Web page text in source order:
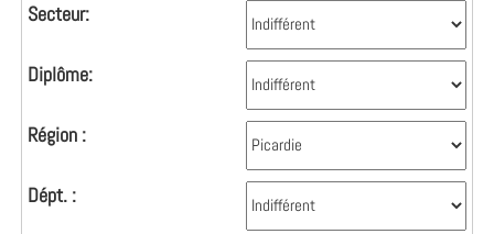
Secteur:
Diplôme:
Région :
Dépt. :